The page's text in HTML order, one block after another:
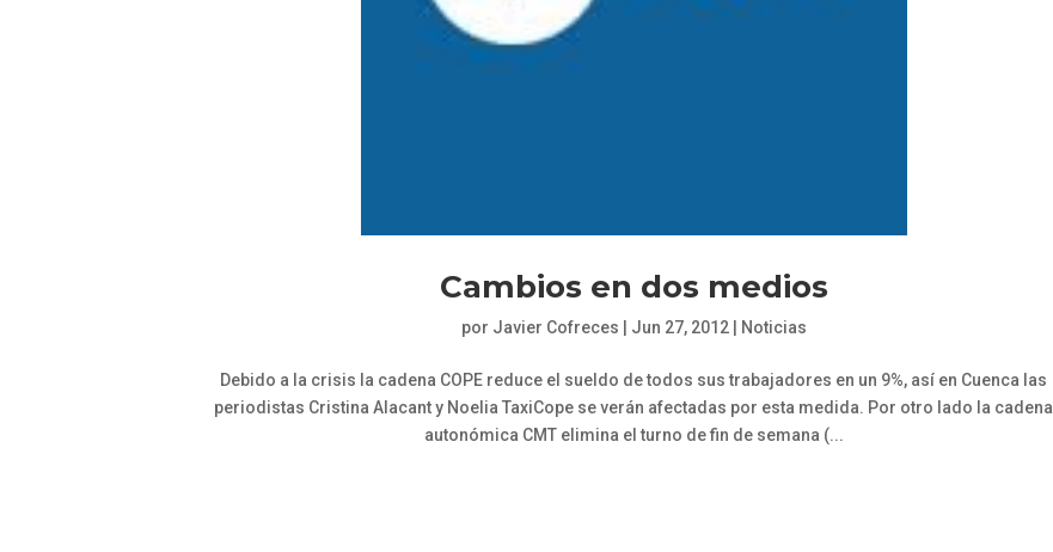
Cambios en dos medios
por Javier Cofreces Jun 27, 2012| Noticias
Debido a la crisis la cadena COPE reduce el sueldo de todos sus trabajadores en un 9%, así en Cuenca las
periodistas Cristina Alacant y Noelia TaxiCope se verán afectadas por esta medida. Por otro lado la cadena
autonómica CMT elimina el turno de fin de semana (...